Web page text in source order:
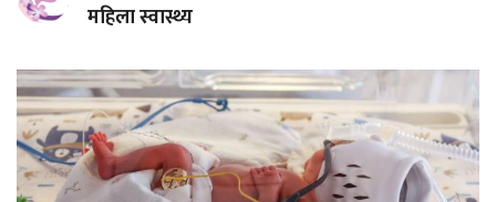
महिला स्वास्थ्य